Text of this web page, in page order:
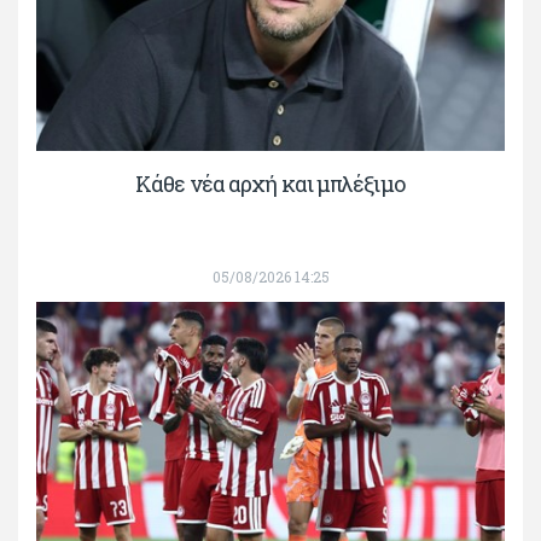
Κάθε νέα αρχή και μπλέξιμο
05/08/2026 14:25